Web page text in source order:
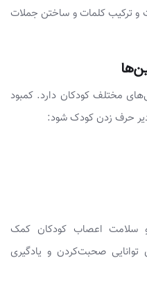
و ترکیب کلمات و ساختن جملات
مختلف کودکان دارد. کمبود
دیر حرف زدن کودک شود:
سلامت اعصاب کودکان کمک
صحبت‌کردن و یادگیری